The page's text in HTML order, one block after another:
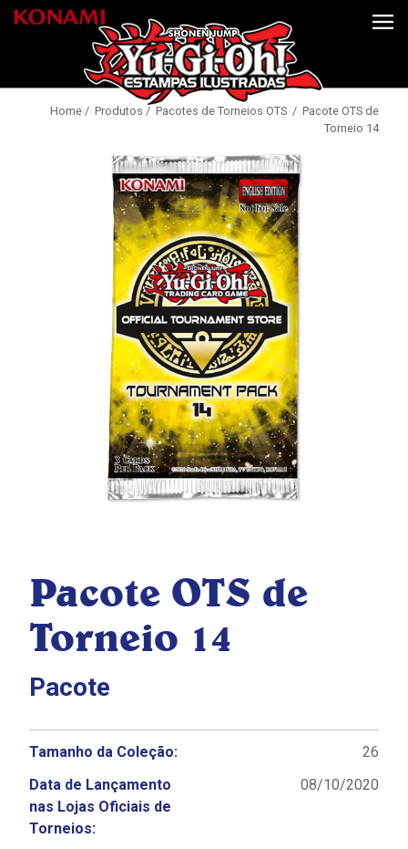
Home / Produtos / Pacotes de Torneios OTS / Pacote OTS de
Torneio 14
Pacote OTS de
Torneio 14
Pacote
Tamanho da Coleção:
26
Data de Lançamento
nas Lojas Oficiais de
Torneios:
08/10/2020